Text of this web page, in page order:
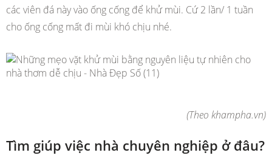
các viên đá này vào ống cống để khử mùi. Cứ 2 lần/ 1 tuần
cho ống cống mất đi mùi khó chịu nhé.
(Theo khampha.vn)
Tìm giúp việc nhà chuyên nghiệp ở đâu?